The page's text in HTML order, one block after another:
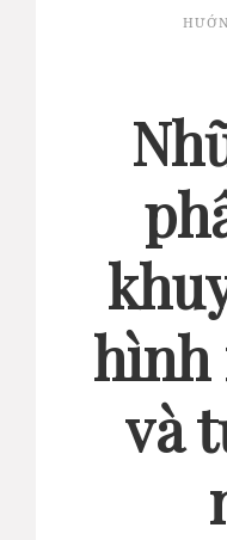
hình
và